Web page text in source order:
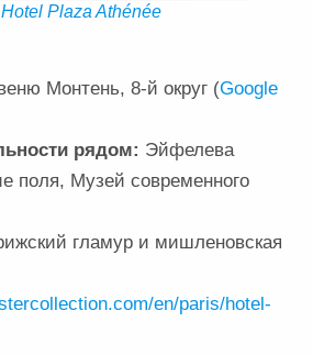
Hotel Plaza Athénée
Монтень, 8-й округ (Google
рядом: Эйфелева
поля, Музей современного
гламур и мишленовская
en/paris/hotel-